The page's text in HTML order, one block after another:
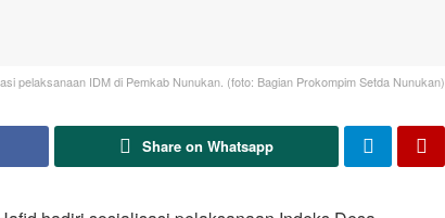
pelaksanaan IDM di Pemkab Nunukan. (foto: Bagian Prokompim Setda Nunukan)
Share on Whatsapp